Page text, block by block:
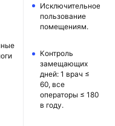
Исключительное
пользование
помещениям.
Контроль
замещающих
дней: 1 врач ≤
60, все
операторы ≤ 180
в году.